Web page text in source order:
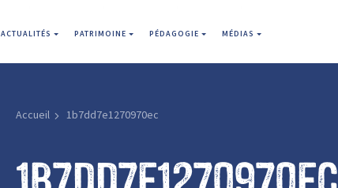
ACTUALITÉS PATRIMOINE PÉDAGOGIE MÉDIAS
Accueil 1b7dd7e1270970ec